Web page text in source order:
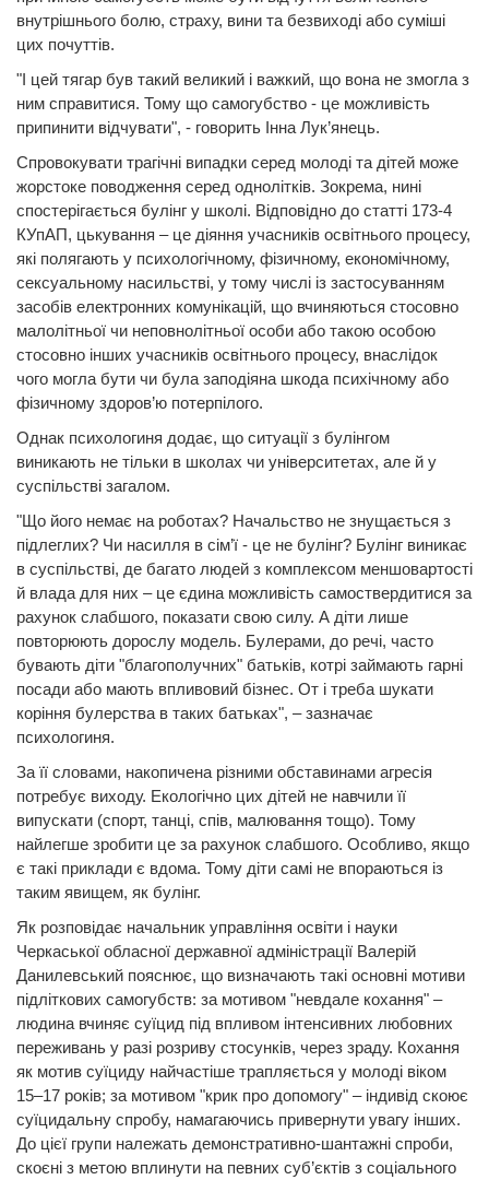
внутрішнього болю, страху, вини та безвиході або суміші
цих почуттів.
"І цей тягар був такий великий і важкий, що вона не змогла з
ним справитися. Тому що самогубство - це можливість
припинити відчувати", - говорить Інна Лук’янець.
Спровокувати трагічні випадки серед молоді та дітей може
жорстоке поводження серед однолітків. Зокрема, нині
спостерігається булінг у школі. Відповідно до статті 173-4
КУпАП, цькування – це діяння учасників освітнього процесу,
які полягають у психологічному, фізичному, економічному,
сексуальному насильстві, у тому числі із застосуванням
засобів електронних комунікацій, що вчиняються стосовно
малолітньої чи неповнолітньої особи або такою особою
стосовно інших учасників освітнього процесу, внаслідок
чого могла бути чи була заподіяна шкода психічному або
фізичному здоров’ю потерпілого.
Однак психологиня додає, що ситуації з булінгом
виникають не тільки в школах чи університетах, але й у
суспільстві загалом.
"Що його немає на роботах? Начальство не знущається з
підлеглих? Чи насилля в сім’ї - це не булінг? Булінг виникає
в суспільстві, де багато людей з комплексом меншовартості
й влада для них – це єдина можливість самоствердитися за
рахунок слабшого, показати свою силу. А діти лише
повторюють дорослу модель. Булерами, до речі, часто
бувають діти "благополучних" батьків, котрі займають гарні
посади або мають впливовий бізнес. От і треба шукати
коріння булерства в таких батьках", – зазначає
психологиня.
За її словами, накопичена різними обставинами агресія
потребує виходу. Екологічно цих дітей не навчили її
випускати (спорт, танці, спів, малювання тощо). Тому
найлегше зробити це за рахунок слабшого. Особливо, якщо
є такі приклади є вдома. Тому діти самі не впораються із
таким явищем, як булінг.
Як розповідає начальник управління освіти і науки
Черкаської обласної державної адміністрації Валерій
Данилевський пояснює, що визначають такі основні мотиви
підліткових самогубств: за мотивом "невдале кохання" –
людина вчиняє суїцид під впливом інтенсивних любовних
переживань у разі розриву стосунків, через зраду. Кохання
як мотив суїциду найчастіше трапляється у молоді віком
15–17 років; за мотивом "крик про допомогу" – індивід скоює
суїцидальну спробу, намагаючись привернути увагу інших.
До цієї групи належать демонстративно-шантажні спроби,
скоєні з метою вплинути на певних суб’єктів з соціального